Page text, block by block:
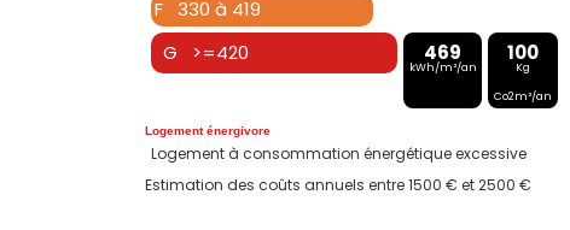
F 330 à 419
G >=420
469
kWh/m²/an
100
Kg
Co2m²/an
Logement énergivore
Logement à consommation énergétique excessive
Estimation des coûts annuels entre 1500 € et 2500 €